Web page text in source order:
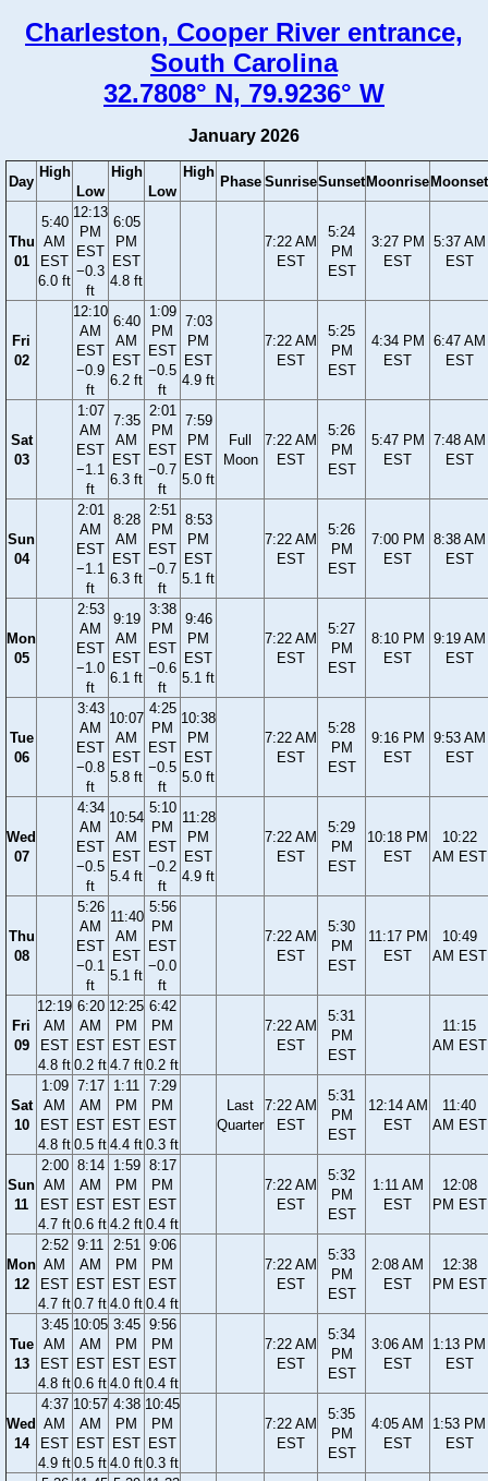
Charleston, Cooper River entrance,
South Carolina
32.7808° N, 79.9236° W
January 2026
Day
High
Low
High
Low
High
Phase SunriseSunset Moonrise Moonset
Thu
01
5:40
AM
EST
6.0 ft
12:13
PM
EST
−0.3
ft
6:05
PM
EST
4.8 ft
7:22 AM
EST
5:24
PM
EST
3:27 PM
EST
5:37 AM
EST
Fri
02
12:10
AM
EST
−0.9
ft
6:40
AM
EST
6.2 ft
1:09
PM
EST
−0.5
ft
7:03
PM
EST
4.9 ft
7:22 AM
EST
5:25
PM
EST
4:34 PM
EST
6:47 AM
EST
Sat
03
1:07
AM
EST
−1.1
ft
7:35
AM
EST
6.3 ft
2:01
PM
EST
−0.7
ft
7:59
PM
EST
5.0 ft
Full
Moon
7:22 AM
EST
5:26
PM
EST
5:47 PM
EST
7:48 AM
EST
Sun
04
2:01
AM
EST
−1.1
ft
8:28
AM
EST
6.3 ft
2:51
PM
EST
−0.7
ft
8:53
PM
EST
5.1 ft
7:22 AM
EST
5:26
PM
EST
7:00 PM
EST
8:38 AM
EST
Mon
05
2:53
AM
EST
−1.0
ft
9:19
AM
EST
6.1 ft
3:38
PM
EST
−0.6
ft
9:46
PM
EST
5.1 ft
7:22 AM
EST
5:27
PM
EST
8:10 PM
EST
9:19 AM
EST
Tue
06
3:43
AM
EST
−0.8
ft
10:07
AM
EST
5.8 ft
4:25
PM
EST
−0.5
ft
10:38
PM
EST
5.0 ft
7:22 AM
EST
5:28
PM
EST
9:16 PM
EST
9:53 AM
EST
Wed
07
4:34
AM
EST
−0.5
ft
10:54
AM
EST
5.4 ft
5:10
PM
EST
−0.2
ft
11:28
PM
EST
4.9 ft
7:22 AM
EST
5:29
PM
EST
10:18 PM
EST
10:22
AM EST
Thu
08
5:26
AM
EST
−0.1
ft
11:40
AM
EST
5.1 ft
5:56
PM
EST
−0.0
ft
7:22 AM
EST
5:30
PM
EST
11:17 PM
EST
10:49
AM EST
Fri
09
12:19
AM
EST
4.8 ft
6:20
AM
EST
0.2 ft
12:25
PM
EST
4.7 ft
6:42
PM
EST
0.2 ft
7:22 AM
EST
5:31
PM
EST
11:15
AM EST
Sat
10
1:09
AM
EST
4.8 ft
7:17
AM
EST
0.5 ft
1:11
PM
EST
4.4 ft
7:29
PM
EST
0.3 ft
Last
Quarter
7:22 AM
EST
5:31
PM
EST
12:14 AM
EST
11:40
AM EST
Sun
11
2:00
AM
EST
4.7 ft
8:14
AM
EST
0.6 ft
1:59
PM
EST
4.2 ft
8:17
PM
EST
0.4 ft
7:22 AM
EST
5:32
PM
EST
1:11 AM
EST
12:08
PM EST
Mon
12
2:52
AM
EST
4.7 ft
9:11
AM
EST
0.7 ft
2:51
PM
EST
4.0 ft
9:06
PM
EST
0.4 ft
7:22 AM
EST
5:33
PM
EST
2:08 AM
EST
12:38
PM EST
Tue
13
3:45
AM
EST
4.8 ft
10:05
AM
EST
0.6 ft
3:45
PM
EST
4.0 ft
9:56
PM
EST
0.4 ft
7:22 AM
EST
5:34
PM
EST
3:06 AM
EST
1:13 PM
EST
Wed
14
4:37
AM
EST
4.9 ft
10:57
AM
EST
0.5 ft
4:38
PM
EST
4.0 ft
10:45
PM
EST
0.3 ft
7:22 AM
EST
5:35
PM
EST
4:05 AM
EST
1:53 PM
EST